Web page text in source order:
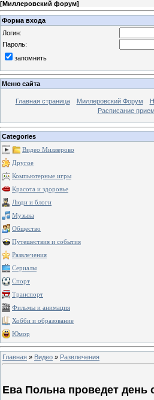
[Миллеровский форум]
Форма входа
Логин:
Пароль:
запомнить
Меню сайта
Главная страница Миллеровский Форум
Расписание
Categories
Видео Миллерово
Другое
Компьютерные игры
Красота и здоровье
Люди и блоги
Музыка
Общество
Путешествия и события
Развлечения
Сериалы
Спорт
Транспорт
Фильмы и анимация
Хобби и образование
Юмор
Главная » Видео » Развлечения
Ева Польна проведет день